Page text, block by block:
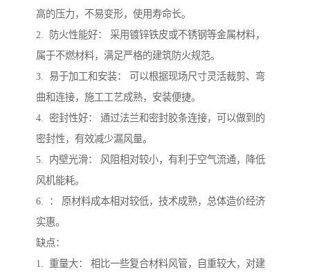
高的压力，不易变形，使用寿命长。
2. 防火性能好： 采用镀锌铁皮或不锈钢等金属材料，
属于不燃材料，满足严格的建筑防火规范。
3. 易于加工和安装： 可以根据现场尺寸灵活裁剪、弯
曲和连接，施工工艺成熟，安装便捷。
4. 密封性好： 通过法兰和密封胶条连接，可以做到的
密封性，有效减少漏风量。
5. 内壁光滑： 风阻相对较小，有利于空气流通，降低
风机能耗。
6. ： 原材料成本相对较低，技术成熟，总体造价经济
实惠。
缺点：
1. 重量大： 相比一些复合材料风管，自重较大，对建